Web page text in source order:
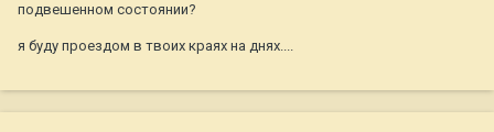
подвешенном состоянии?
я буду проездом в твоих краях на днях....